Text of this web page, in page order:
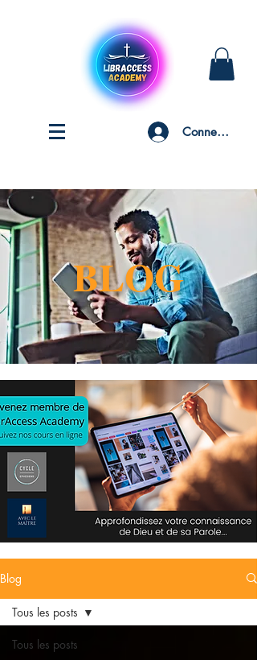
Connexion
BLOG
Blog
Tous les posts
Tous les posts